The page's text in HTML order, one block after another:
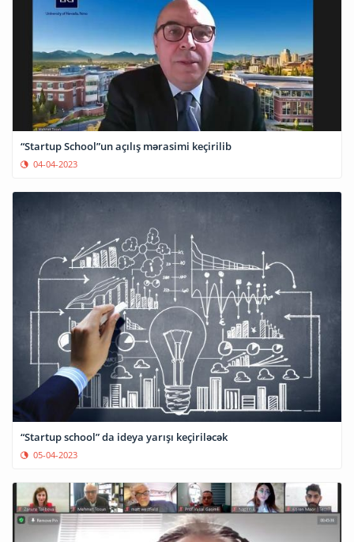
“Startup School”un açılış mərasimi keçirilib
04-04-2023
“Startup school” da ideya yarışı keçiriləcək
05-04-2023